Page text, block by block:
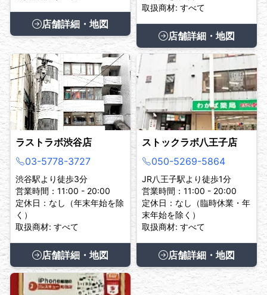
店舗詳細・地図
取扱商材: すべて
店舗詳細・地図
ラストラボ渋谷店
03-5778-3727
渋谷駅より徒歩3分
営業時間：11:00 - 20:00
定休日：なし（年末年始を除
く）
取扱商材: すべて
店舗詳細・地図
ストックラボ八王子店
050-5269-5864
JR八王子駅より徒歩1分
営業時間：11:00 - 20:00
定休日：なし（臨時休業・年
末年始を除く）
取扱商材: すべて
店舗詳細・地図